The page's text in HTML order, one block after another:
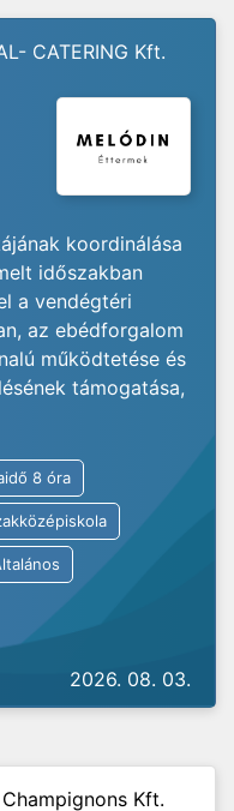
CATERING Kft.
koordinálása
időszakban
a vendégtéri
az ebédforgalom
működtetése és
támogatása,
8 óra
2026. 08. 03.
Kft.